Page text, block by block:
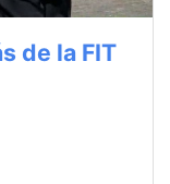
de la FIT